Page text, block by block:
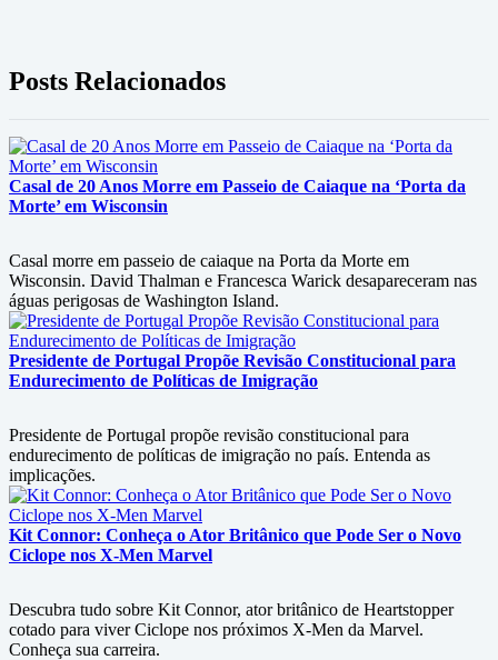
Posts Relacionados
Casal de 20 Anos Morre em Passeio de Caiaque na ‘Porta da
Morte’ em Wisconsin
Casal morre em passeio de caiaque na Porta da Morte em
Wisconsin. David Thalman e Francesca Warick desapareceram nas
águas perigosas de Washington Island.
Presidente de Portugal Propõe Revisão Constitucional para
Endurecimento de Políticas de Imigração
Presidente de Portugal propõe revisão constitucional para
endurecimento de políticas de imigração no país. Entenda as
implicações.
Kit Connor: Conheça o Ator Britânico que Pode Ser o Novo
Ciclope nos X-Men Marvel
Descubra tudo sobre Kit Connor, ator britânico de Heartstopper
cotado para viver Ciclope nos próximos X-Men da Marvel.
Conheça sua carreira.